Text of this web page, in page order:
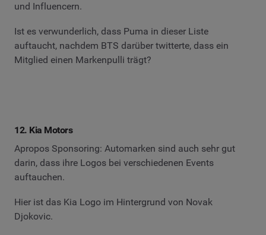
und Influencern.
Ist es verwunderlich, dass Puma in dieser Liste
auftaucht, nachdem BTS darüber twitterte, dass ein
Mitglied einen Markenpulli trägt?
12. Kia Motors
Apropos Sponsoring: Automarken sind auch sehr gut
darin, dass ihre Logos bei verschiedenen Events
auftauchen.
Hier ist das Kia Logo im Hintergrund von Novak
Djokovic.